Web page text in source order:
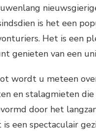
is het een
Het is een
genieten van een
wordt u meteen
en stalagmieten
door het
een spectaculair